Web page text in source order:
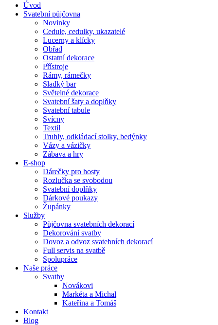
Úvod
Svatební půjčovna
Novinky
Cedule, cedulky, ukazatelé
Lucerny a klícky
Obřad
Ostatní dekorace
Přístroje
Rámy, rámečky
Sladký bar
Světelné dekorace
Svatební šaty a doplňky
Svatební tabule
Svícny
Textil
Truhly, odkládací stolky, bedýnky
Vázy a vázičky
Zábava a hry
E-shop
Dárečky pro hosty
Rozlučka se svobodou
Svatební doplňky
Dárkové poukazy
Župánky
Služby
Půjčovna svatebních dekorací
Dekorování svatby
Dovoz a odvoz svatebních dekorací
Full servis na svatbě
Spolupráce
Naše práce
Svatby
Novákovi
Markéta a Michal
Kateřina a Tomáš
Kontakt
Blog